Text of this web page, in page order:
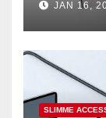
JAN 16,
SLIMME